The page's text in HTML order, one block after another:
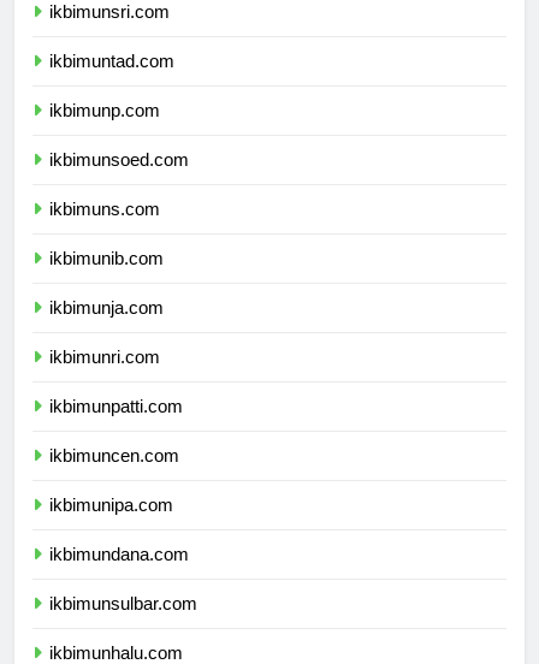
ikbimunsri.com
ikbimuntad.com
ikbimunp.com
ikbimunsoed.com
ikbimuns.com
ikbimunib.com
ikbimunja.com
ikbimunri.com
ikbimunpatti.com
ikbimuncen.com
ikbimunipa.com
ikbimundana.com
ikbimunsulbar.com
ikbimunhalu.com